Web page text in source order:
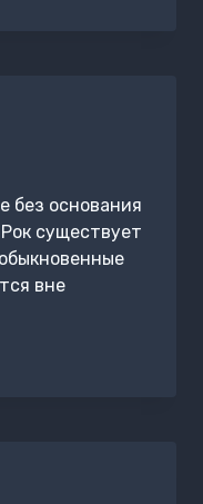
без основания
существует
вне